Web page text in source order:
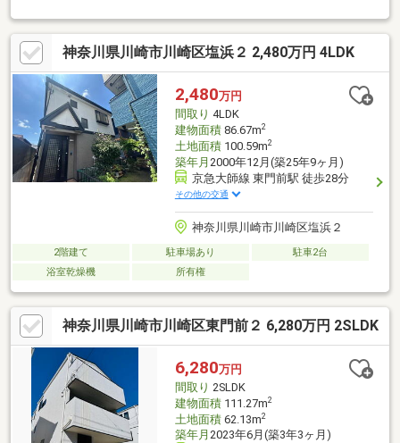
■スーパーやコンビニは徒歩圏内にあり、日々のお買い物が便利
です！※１階建物面積17.21m2には車庫部分8.46m2は含まれませ
ん。
神奈川県川崎市川崎区塩浜２ 2,480万円 4LDK
2,480万円
間取り 4LDK
建物面積86.67m2
土地面積100.59m2
築年月 2000年12月(築25年9ヶ月)
京急大師線 東門前駅 徒歩28分
その他の交通
神奈川県川崎市川崎区塩浜２
2階建て 駐車場あり
駐車2台
浴室乾燥機
所有権
神奈川県川崎市川崎区東門前２ 6,280万円 2SLDK
6,280万円
間取り 2SLDK
建物面積111.27m2
土地面積62.13m2
築年月 2023年6月(築3年3ヶ月)